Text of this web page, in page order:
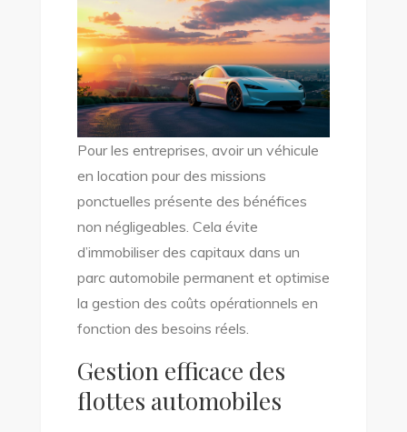
Pour les entreprises, avoir un véhicule
en location pour des missions
ponctuelles présente des bénéfices
non négligeables. Cela évite
d’immobiliser des capitaux dans un
parc automobile permanent et optimise
la gestion des coûts opérationnels en
fonction des besoins réels.
Gestion efficace des
flottes automobiles